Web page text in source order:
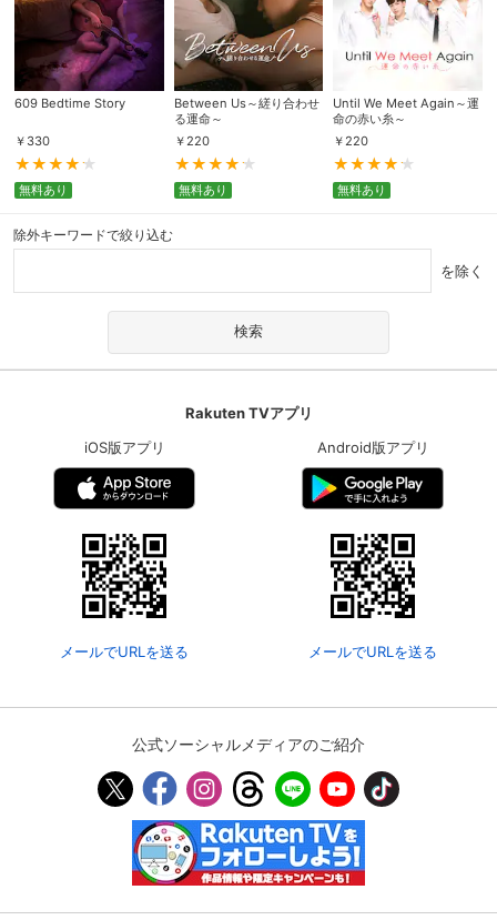
609 Bedtime Story
￥ 330
無料あり
Between Us～縒り合わせ
る運命～
￥ 220
無料あり
Until We Meet Again～運
命の赤い糸～
￥ 220
無料あり
除外キーワードで絞り込む
を除く
Rakuten TVアプリ
iOS版アプリ
メールでURLを送る
Android版アプリ
メールでURLを送る
公式ソーシャルメディアのご紹介